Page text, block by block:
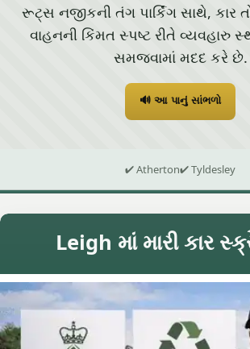
રૂટ્સ નજીકની તંગ પાર્કિંગ સાથે, કાર
વાહનની કિંમત સ્પષ્ટ રીતે વ્યવહારુ
સમજવામાં મદદ કરે છે.
🔊 આ પાનું સાંભળો
✔ Atherton✔ Tyldesley
Leigh માં મારી કાર